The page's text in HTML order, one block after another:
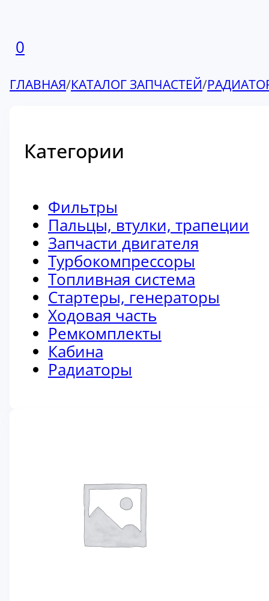
0
ГЛАВНАЯ/КАТАЛОГ ЗАПЧАСТЕЙ/
Категории
Фильтры
Пальцы, втулки, трапеции
Запчасти двигателя
Турбокомпрессоры
Топливная система
Стартеры, генераторы
Ходовая часть
Ремкомплекты
Кабина
Радиаторы